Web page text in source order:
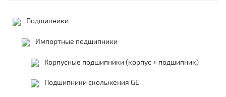
Подшипники
Импортные подшипники
Корпусные подшипники (корпус + подшипник)
Подшипники скольжения GE